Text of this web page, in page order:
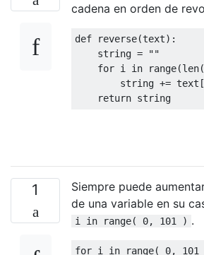
cadena en orden de
def reverse(text):
    string
=
""
for i in range(len(
        string
+= text [
return string
1
Siempre puede
de una variable en su
i in range( 0, 101 ) .
for i in range( 0, 101